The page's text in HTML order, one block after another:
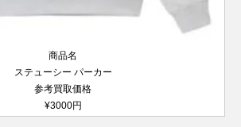
商品名
ステューシー パーカー
参考買取価格
¥3000円